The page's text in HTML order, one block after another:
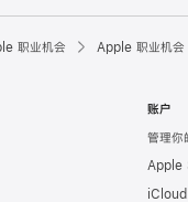
职业机会 Apple 职业机会
账户
管理
Apple